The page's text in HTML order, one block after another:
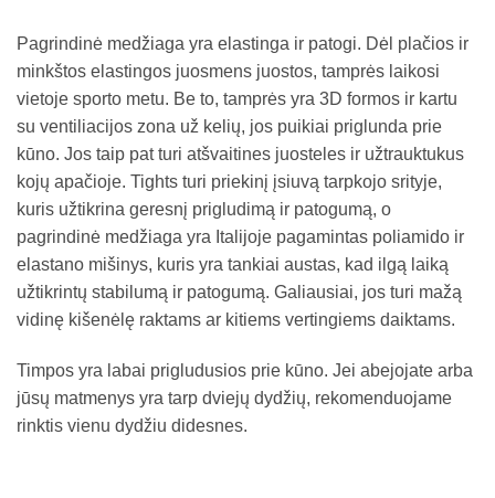
Pagrindinė medžiaga yra elastinga ir patogi. Dėl plačios ir
minkštos elastingos juosmens juostos, tamprės laikosi
vietoje sporto metu. Be to, tamprės yra 3D formos ir kartu
su ventiliacijos zona už kelių, jos puikiai priglunda prie
kūno. Jos taip pat turi atšvaitines juosteles ir užtrauktukus
kojų apačioje. Tights turi priekinį įsiuvą tarpkojo srityje,
kuris užtikrina geresnį prigludimą ir patogumą, o
pagrindinė medžiaga yra Italijoje pagamintas poliamido ir
elastano mišinys, kuris yra tankiai austas, kad ilgą laiką
užtikrintų stabilumą ir patogumą. Galiausiai, jos turi mažą
vidinę kišenėlę raktams ar kitiems vertingiems daiktams.
Timpos yra labai prigludusios prie kūno. Jei abejojate arba
jūsų matmenys yra tarp dviejų dydžių, rekomenduojame
rinktis vienu dydžiu didesnes.